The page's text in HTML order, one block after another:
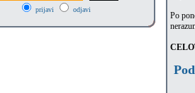
prijavi odjavi
Po